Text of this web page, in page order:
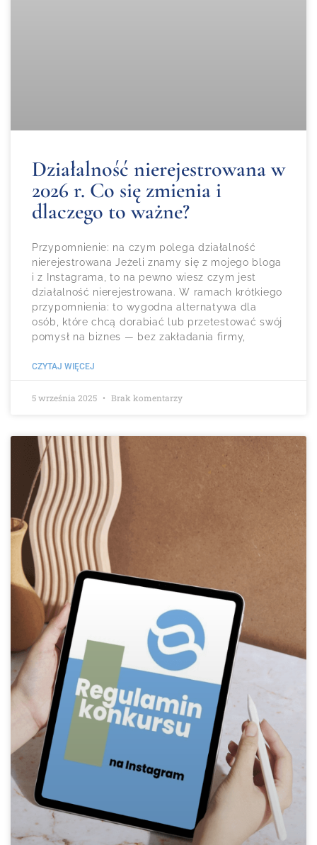
Działalność nierejestrowana w
2026 r. Co się zmienia i
dlaczego to ważne?
Przypomnienie: na czym polega działalność
nierejestrowana Jeżeli znamy się z mojego bloga
i z Instagrama, to na pewno wiesz czym jest
działalność nierejestrowana. W ramach krótkiego
przypomnienia: to wygodna alternatywa dla
osób, które chcą dorabiać lub przetestować swój
pomysł na biznes — bez zakładania firmy,
CZYTAJ WIĘCEJ
5 września 2025 Brak komentarzy